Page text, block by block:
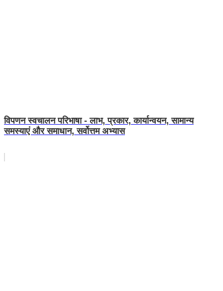
विपणन स्वचालन परिभाषा - लाभ, प्रकार, कार्यान्वयन, सामान्य
समस्याएं और समाधान, सर्वोत्तम अभ्यास